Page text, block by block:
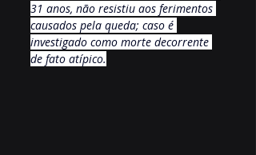
31 anos, não resistiu aos ferimentos
causados pela queda; caso é
investigado como morte decorrente
de fato atípico.